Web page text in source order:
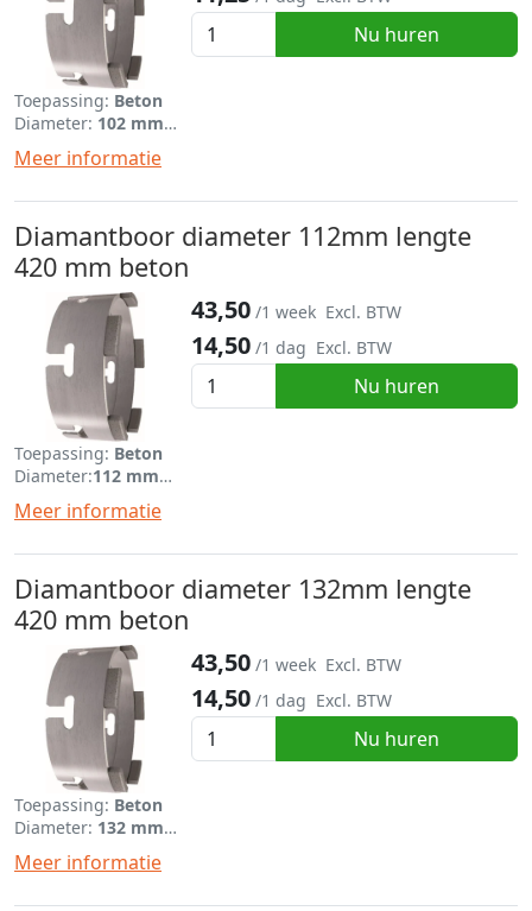
Nu huren
Toepassing: Beton
Diameter: 102 mm
Lengte:
420 mm
Meer informatie
Diamantboor diameter 112mm lengte
420 mm beton
14,50 /1 dag Excl. BTW
43,50 /1 week Excl. BTW
Nu huren
Toepassing: Beton
Diameter:112 mm
Meer informatie
Diamantboor diameter 132mm lengte
420 mm beton
14,50 /1 dag Excl. BTW
43,50 /1 week Excl. BTW
Nu huren
Toepassing: Beton
Diameter: 132 mm
Lengte:
420 mm
Meer informatie